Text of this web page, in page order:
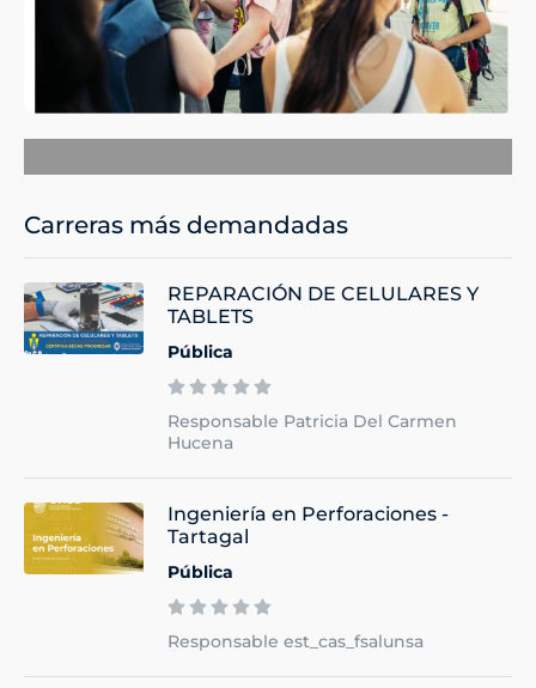
Carreras más demandadas
REPARACIÓN DE CELULARES Y
TABLETS
Pública
Responsable Patricia Del Carmen
Hucena
Ingeniería en Perforaciones -
Tartagal
Pública
Responsable est_cas_fsalunsa